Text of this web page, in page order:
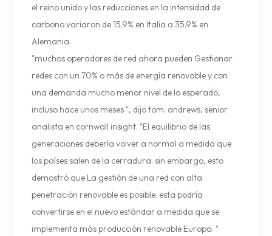
el reino unido y las reducciones en la intensidad de
carbono variaron de 15.9% en Italia a 35.9% en
Alemania.
"muchos operadores de red ahora pueden Gestionar
redes con un 70% o más de energía renovable y con
una demanda mucho menor nivel de lo esperado,
incluso hace unos meses ", dijo tom. andrews, senior
analista en cornwall insight. "El equilibrio de las
generaciones debería volver a normal a medida que
los países salen de la cerradura. sin embargo, esto
demostró que La gestión de una red con alta
penetración renovable es posible. esta podría
convertirse en el nuevo estándar a medida que se
implementa más producción renovable Europa. "